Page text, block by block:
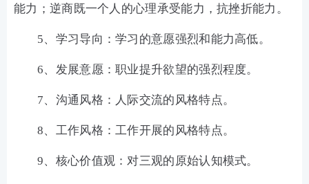
能力；逆商既一个人的心理承受能力，抗挫折能力。
5、学习导向：学习的意愿强烈和能力高低。
6、发展意愿：职业提升欲望的强烈程度。
7、沟通风格：人际交流的风格特点。
8、工作风格：工作开展的风格特点。
9、核心价值观：对三观的原始认知模式。